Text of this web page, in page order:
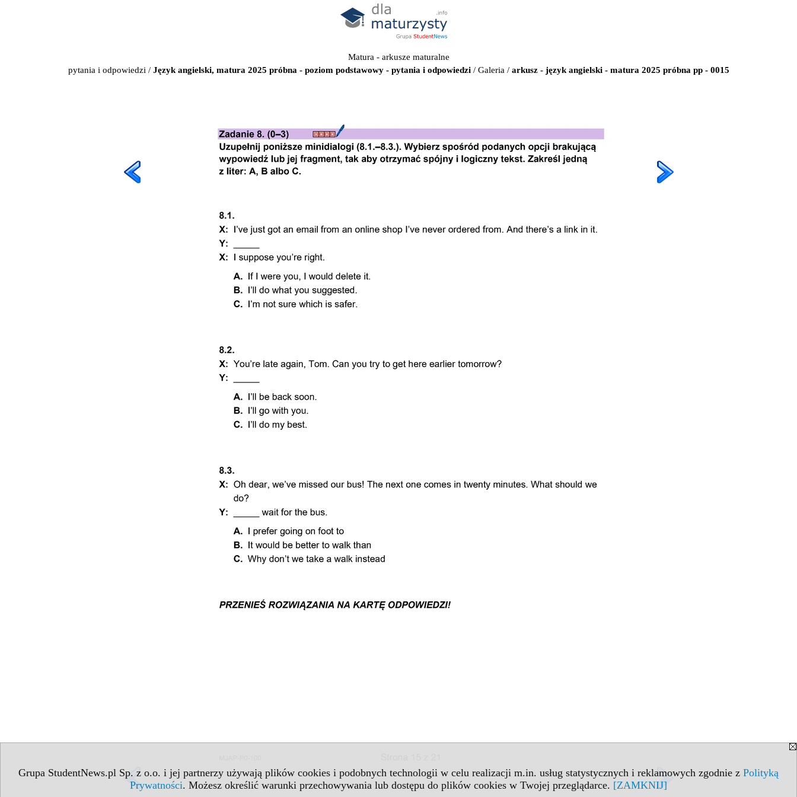
Grupa StudentNews.pl Sp. z o.o. i jej partnerzy używają plików cookies i podobnych technologii w celu realizacji m.in. usług statystycznych i reklamowych zgodnie z Polityką
Prywatności. Możesz określić warunki przechowywania lub dostępu do plików cookies w Twojej przeglądarce. [ZAMKNIJ]
Matura - arkusze maturalne
pytania i odpowiedzi / Język angielski, matura 2025 próbna - poziom podstawowy - pytania i odpowiedzi/ Galeria / arkusz - język angielski - matura 2025 próbna pp - 0015